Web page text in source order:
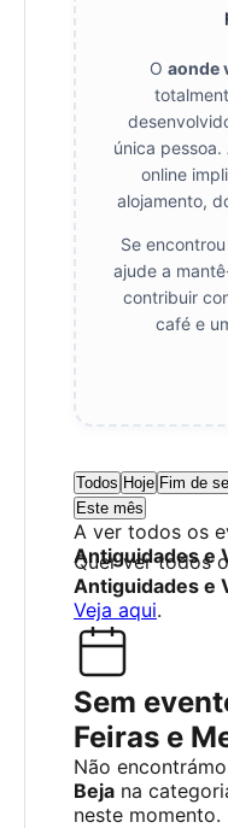
O aonde
única pessoa.
online
alojamento,
Se
ajude a
contribuir
café e
Todos Hoje Fim de
Este mês
A ver todos os
Antiguidades e
Quer ver todos
Antiguidades e
Veja aqui.
Sem
Feiras e
Não
Beja na
neste momento.